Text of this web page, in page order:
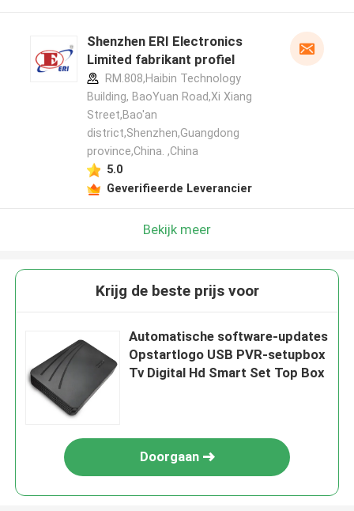
Shenzhen ERI Electronics
Limited fabrikant profiel
RM.808,Haibin Technology
Building, BaoYuan Road,Xi Xiang
Street,Bao'an
district,Shenzhen,Guangdong
province,China. ,China
5.0
Geverifieerde Leverancier
Bekijk meer
Krijg de beste prijs voor
Automatische software-updates
Opstartlogo USB PVR-setupbox
Tv Digital Hd Smart Set Top Box
Doorgaan